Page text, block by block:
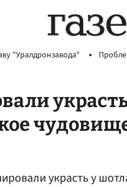
"Уралдронзавода"
украсть у